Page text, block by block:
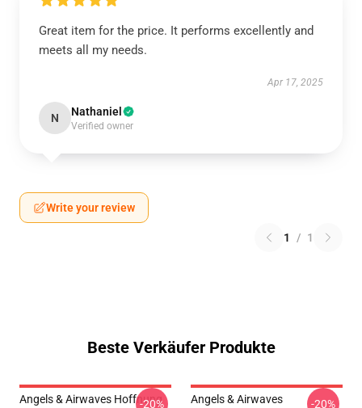
Great item for the price. It performs excellently and
meets all my needs.
Apr 17, 2025
N Nathaniel
Verified owner
Write your review
1 / 1
Beste Verkäufer Produkte
Angels & Airwaves Hoffnung
-20%
Angels & Airwaves
-20%